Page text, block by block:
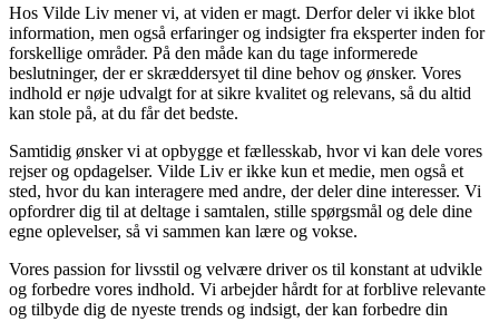
Hos Vilde Liv mener vi, at viden er magt. Derfor deler vi ikke blot
information, men også erfaringer og indsigter fra eksperter inden for
forskellige områder. På den måde kan du tage informerede
beslutninger, der er skræddersyet til dine behov og ønsker. Vores
indhold er nøje udvalgt for at sikre kvalitet og relevans, så du altid
kan stole på, at du får det bedste.
Samtidig ønsker vi at opbygge et fællesskab, hvor vi kan dele vores
rejser og opdagelser. Vilde Liv er ikke kun et medie, men også et
sted, hvor du kan interagere med andre, der deler dine interesser. Vi
opfordrer dig til at deltage i samtalen, stille spørgsmål og dele dine
egne oplevelser, så vi sammen kan lære og vokse.
Vores passion for livsstil og velvære driver os til konstant at udvikle
og forbedre vores indhold. Vi arbejder hårdt for at forblive relevante
og tilbyde dig de nyeste trends og indsigt, der kan forbedre din